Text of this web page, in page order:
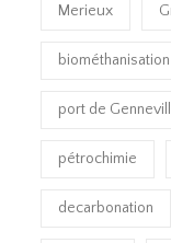
Merieux
biométhanisation
port de
pétrochimie
decarbonation